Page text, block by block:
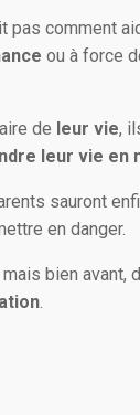
pas comment
ou à force
de leur vie,
leur vie en
sauront
en danger.
mais bien avant,